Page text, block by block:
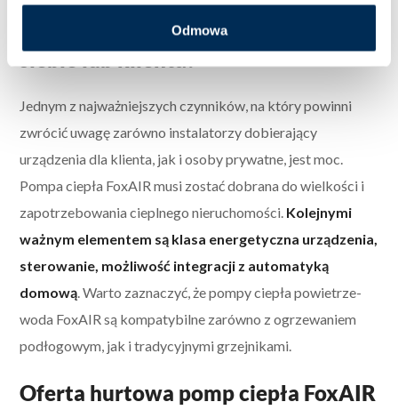
Odmowa
wybierania pompy ciepła FoxAIR dla
siebie lub klienta?
Jednym z najważniejszych czynników, na który powinni
zwrócić uwagę zarówno instalatorzy dobierający
urządzenia dla klienta, jak i osoby prywatne, jest moc.
Pompa ciepła FoxAIR musi zostać dobrana do wielkości i
zapotrzebowania cieplnego nieruchomości. Kolejnymi
ważnym elementem są klasa energetyczna urządzenia,
sterowanie, możliwość integracji z automatyką
domową. Warto zaznaczyć, że pompy ciepła powietrze-
woda FoxAIR są kompatybilne zarówno z ogrzewaniem
podłogowym, jak i tradycyjnymi grzejnikami.
Oferta hurtowa pomp ciepła FoxAIR